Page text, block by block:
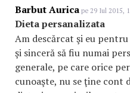
Barbut Aurica pe 29 Iul 2015,
Dieta persanalizata
Am descărcat şi eu
şi sinceră să fiu numai
generale, pe care orice
cunoaşte, nu se ţine cont